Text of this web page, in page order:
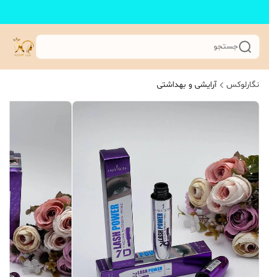
جستجو
نگارلوکس آرایشی و بهداشتی